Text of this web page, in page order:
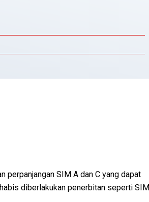
perpanjangan SIM A dan C yang dapat
diberlakukan penerbitan seperti SIM